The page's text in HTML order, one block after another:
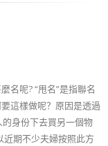
名呢? “甩名”是指聯名
這樣做呢？原因是透過
身份下去買另一個物
近期不少夫婦按照此方